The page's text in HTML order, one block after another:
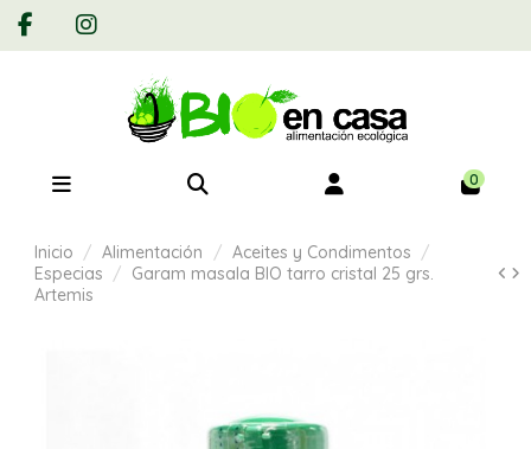
0
Inicio Alimentación
Aceites y Condimentos
Especias
Garam masala BIO tarro cristal 25 grs.
Artemis